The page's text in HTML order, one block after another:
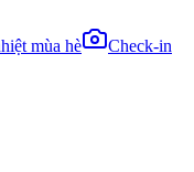
mùa hè
Check-in